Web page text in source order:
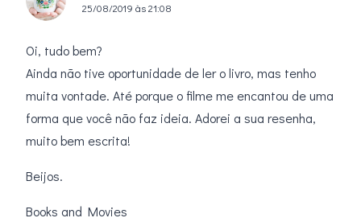
25/08/2019 às 21:08
Oi, tudo bem?
Ainda não tive oportunidade de ler o livro, mas tenho
muita vontade. Até porque o filme me encantou de uma
forma que você não faz ideia. Adorei a sua resenha,
muito bem escrita!
Beijos.
Books and Movies